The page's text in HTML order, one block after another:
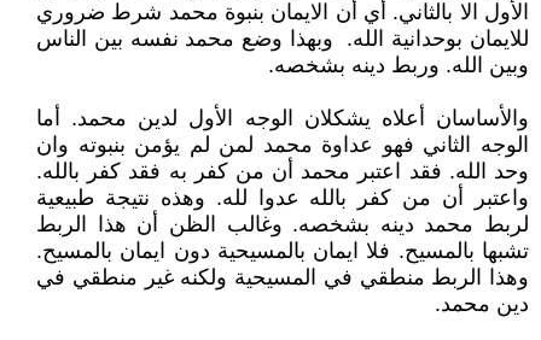
الأول الا بالثاني. أي أن الايمان بنبوة محمد شرط ضروري
للايمان بوحدانية الله. وبهذا وضع محمد نفسه بين الناس
وبين الله. وربط دينه بشخصه.
والأساسان أعلاه يشكلان الوجه الأول لدين محمد. أما
الوجه الثاني فهو عداوة محمد لمن لم يؤمن بنبوته وان
وحد الله. فقد اعتبر محمد أن من كفر به فقد كفر بالله.
واعتبر أن من كفر بالله عدوا لله. وهذه نتيجة طبيعية
لربط محمد دينه بشخصه. وغالب الظن أن هذا الربط
تشبها بالمسيح. فلا ايمان بالمسيحية دون ايمان بالمسيح.
وهذا الربط منطقي في المسيحية ولكنه غير منطقي في
دين محمد.